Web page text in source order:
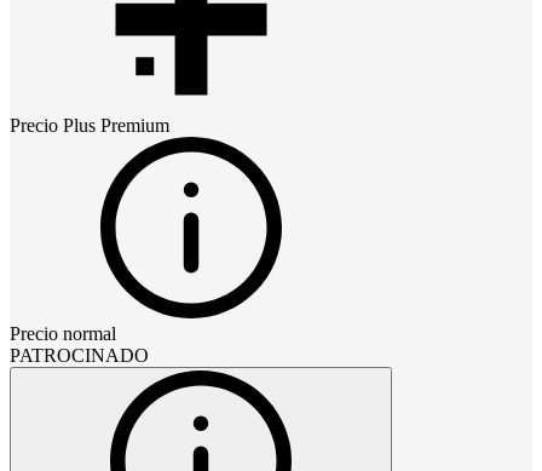
Precio Plus Premium
Precio normal
PATROCINADO